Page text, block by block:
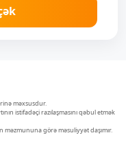
məxsusdur.
istifadəçi razılaşmasını qəbul etmək
görə məsuliyyət daşımır.